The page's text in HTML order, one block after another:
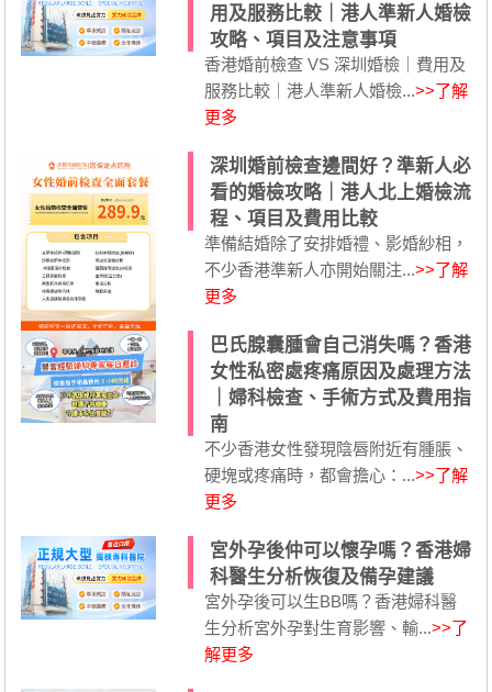
用及服務比較｜港人準新人婚檢
攻略、項目及注意事項
香港婚前檢查 VS 深圳婚檢｜費用及
服務比較｜港人準新人婚檢...>>了解
更多
深圳婚前檢查邊間好？準新人必
看的婚檢攻略｜港人北上婚檢流
程、項目及費用比較
準備結婚除了安排婚禮、影婚紗相，
不少香港準新人亦開始關注...>>了解
更多
巴氏腺囊腫會自己消失嗎？香港
女性私密處疼痛原因及處理方法
｜婦科檢查、手術方式及費用指
南
不少香港女性發現陰唇附近有腫脹、
硬塊或疼痛時，都會擔心：...>>了解
更多
宮外孕後仲可以懷孕嗎？香港婦
科醫生分析恢復及備孕建議
宮外孕後可以生BB嗎？香港婦科醫
生分析宮外孕對生育影響、輸...>>了
解更多